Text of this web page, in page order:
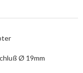
Ø 19mm